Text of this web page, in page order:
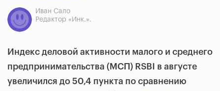
Иван Сало
Редактор «Инк.».
Индекс деловой активности малого и среднего
предпринимательства (МСП) RSBI в августе
увеличился до 50,4 пункта по сравнению